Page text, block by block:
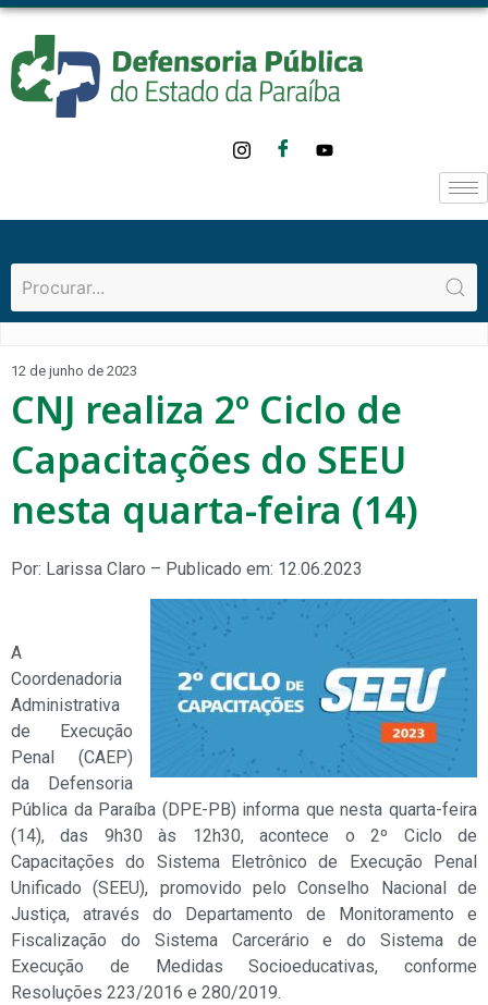
12 de junho de 2023
CNJ realiza 2º Ciclo de
Capacitações do SEEU
nesta quarta-feira (14)
Por: Larissa Claro – Publicado em: 12.06.2023
A
Coordenadoria
Administrativa
de Execução
Penal (CAEP)
da Defensoria
Pública da Paraíba (DPE-PB) informa que nesta quarta-feira
(14), das 9h30 às 12h30, acontece o 2º Ciclo de
Capacitações do Sistema Eletrônico de Execução Penal
Unificado (SEEU), promovido pelo Conselho Nacional de
Justiça, através do Departamento de Monitoramento e
Fiscalização do Sistema Carcerário e do Sistema de
Execução de Medidas Socioeducativas, conforme
Resoluções 223/2016 e 280/2019.